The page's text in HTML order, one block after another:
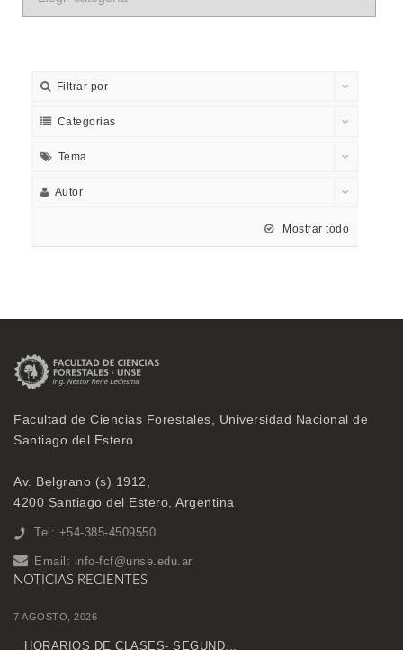
Filtrar por
Categorias
Tema
Autor
Mostrar todo
Facultad de Ciencias Forestales, Universidad Nacional de
Santiago del Estero
Av. Belgrano (s) 1912,
4200 Santiago del Estero, Argentina
Tel: +54-385-4509550
Email: info-fcf@unse.edu.ar
NOTICIAS RECIENTES
7 AGOSTO, 2026
HORARIOS DE CLASES- SEGUND...